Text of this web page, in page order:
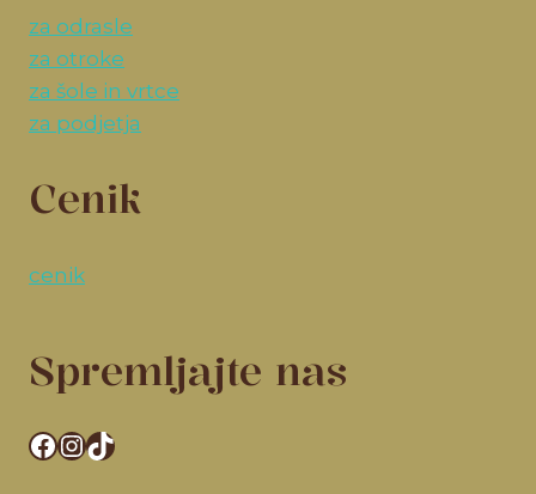
za odrasle
za otroke
za šole in vrtce
za podjetja
Cenik
cenik
Spremljajte nas
Facebook
Instagram
TikTok